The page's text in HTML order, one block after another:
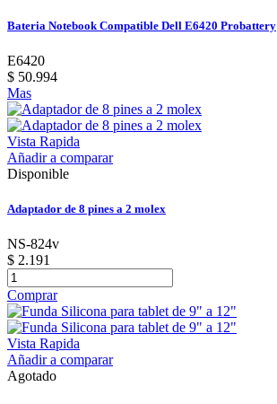
Bateria Notebook Compatible Dell E6420 Probattery
E6420
$ 50.994
Mas
Vista Rapida
Añadir a comparar
Disponible
Adaptador de 8 pines a 2 molex
NS-824v
$ 2.191
Comprar
Vista Rapida
Añadir a comparar
Agotado